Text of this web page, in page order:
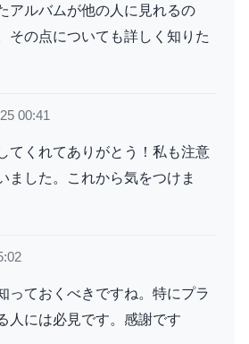
アルバムが他の人に見れるの
その点についても詳しく知りた
00:41
てくれてありがとう！私も注意
ました。これから気をつけま
っておくべきですね。特にプラ
人には必見です。感謝です